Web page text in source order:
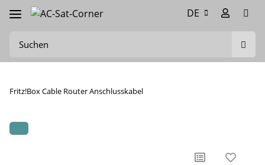
DE
Fritz!Box Cable Router Anschlusskabel